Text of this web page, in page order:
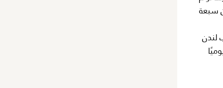
كل مبنى من سبعة
قلب لندن
والمتاجر، وهي مفتوحة 18 ساعة يوميًا